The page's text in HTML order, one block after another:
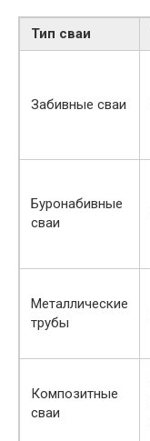
Тип сваи
Забивные сваи
Буронабивные
сваи
Металлические
трубы
Композитные
сваи